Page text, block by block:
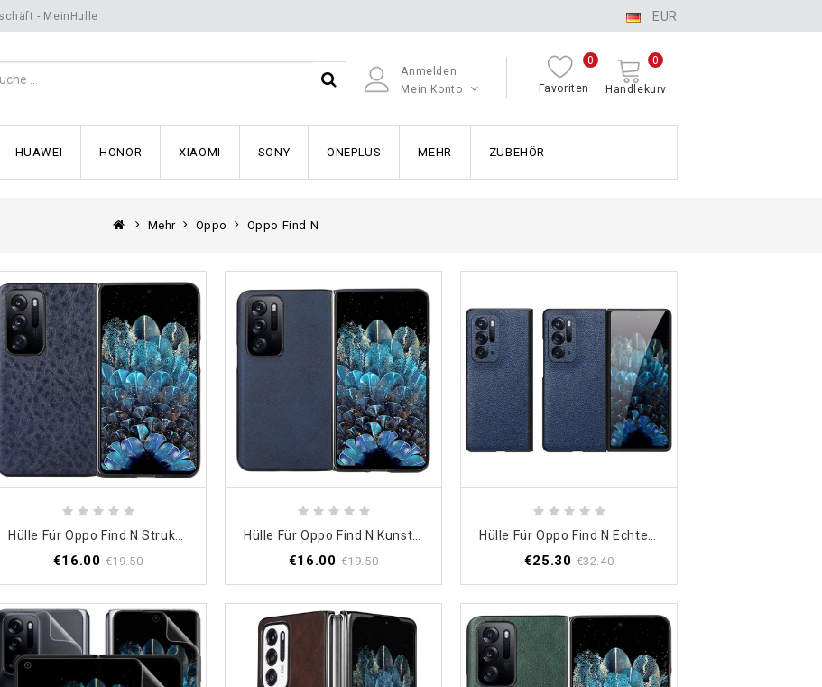
EUR
- MeinHulle
Anmelden
Mein Konto
0
Favoriten
0
Handlekurv
HUAWEI HONOR XIAOMI SONY ONEPLUS MEHR ZUBEHÖR
Mehr Oppo Oppo Find N
€16.00 €19.50 €16.00 €19.50 €25.30 €32.40